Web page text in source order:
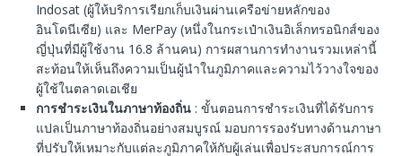
Indosat (ผู้ให้บริการเรียกเก็บเงินผ่านเครือข่ายหลักของ
อินโดนีเซีย) และ MerPay (หนึ่งในกระเป๋าเงินอิเล็กทรอนิกส์ของ
ญี่ปุ่นที่มีผู้ใช้งาน 16.8 ล้านคน) การผสานการทำงานรวมเหล่านี้
สะท้อนให้เห็นถึงความเป็นผู้นำในภูมิภาคและความไว้วางใจของ
ผู้ใช้ในตลาดเอเชีย
การชำระเงินในภาษาท้องถิ่น : ขั้นตอนการชำระเงินที่ได้รับการ
แปลเป็นภาษาท้องถิ่นอย่างสมบูรณ์ มอบการรองรับทางด้านภาษา
ที่ปรับให้เหมาะกับแต่ละภูมิภาคให้กับผู้เล่นเพื่อประสบการณ์การ